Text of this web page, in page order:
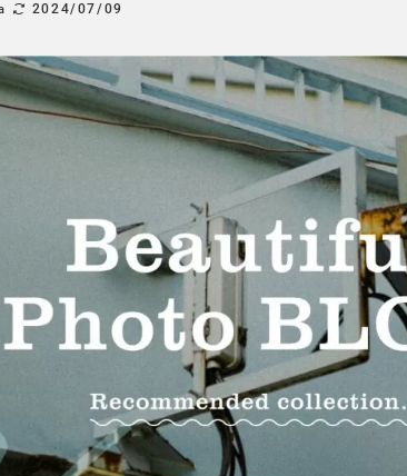
2024/07/09